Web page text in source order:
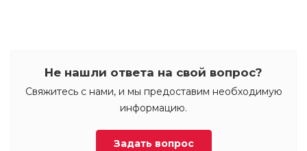
Не нашли ответа на свой вопрос?
Свяжитесь с нами, и мы предоставим необходимую
информацию.
Задать вопрос